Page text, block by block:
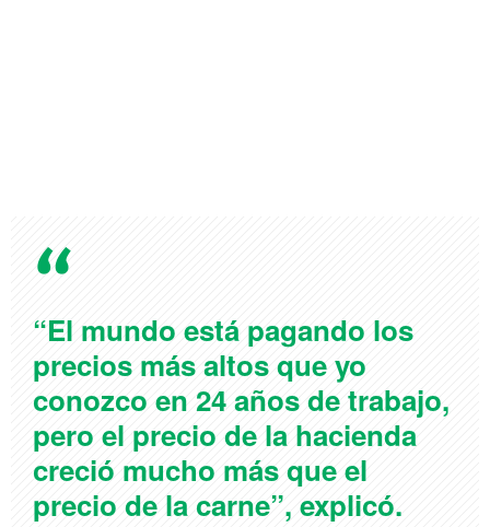
“El mundo está pagando los
precios más altos que yo
conozco en 24 años de trabajo,
pero el precio de la hacienda
creció mucho más que el
precio de la carne”, explicó.